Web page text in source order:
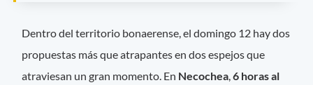
Dentro del territorio bonaerense, el domingo 12 hay dos
propuestas más que atrapantes en dos espejos que
atraviesan un gran momento. En Necochea,6 horas al